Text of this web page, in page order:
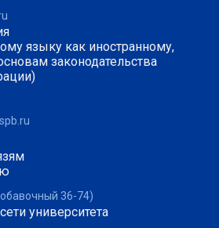
языку как иностранному,
законодательства
36-74)
университета